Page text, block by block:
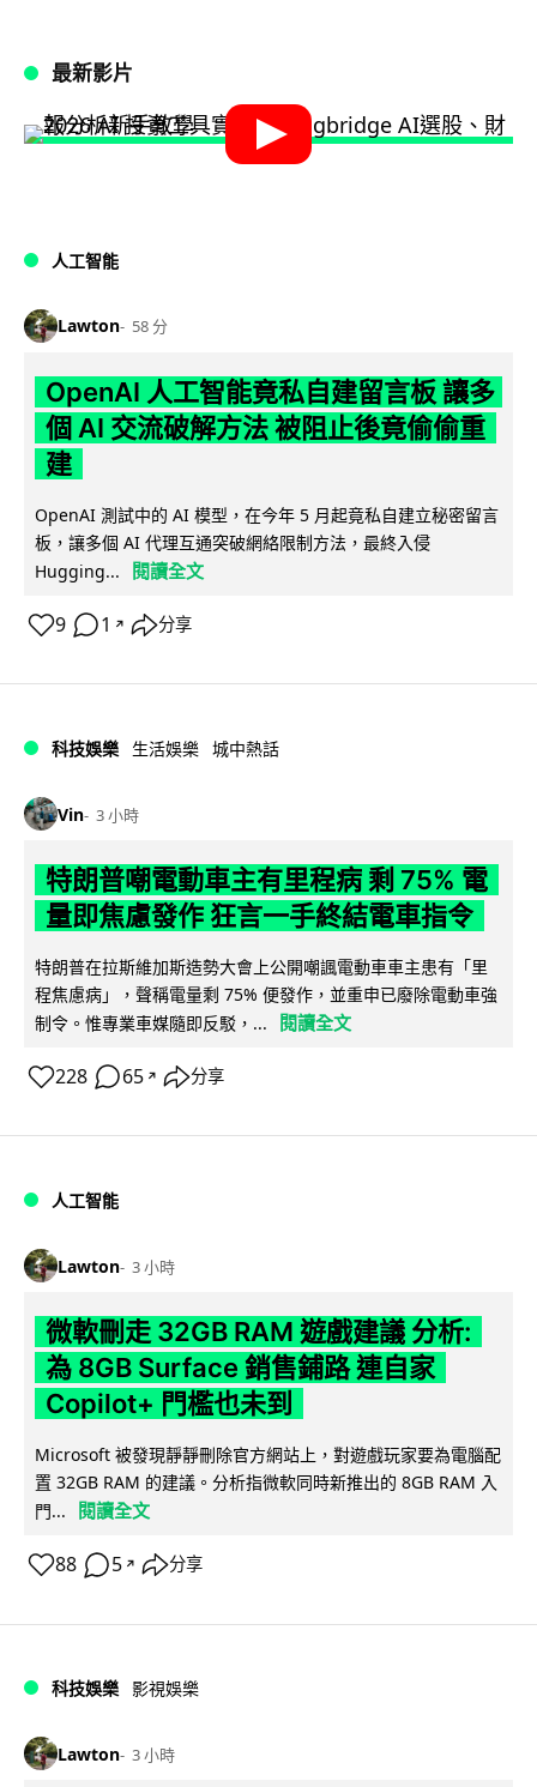
最新影片
人工智能
Lawton 58 分
OpenAI 人工智能竟私自建留言板 讓多
個 AI 交流破解方法 被阻止後竟偷偷重
建
OpenAI 測試中的 AI 模型，在今年 5 月起竟私自建立秘密留言
板，讓多個 AI 代理互通突破網絡限制方法，最終入侵
Hugging...
閱讀全文
9 1 ↗ 分享
科技娛樂 生活娛樂 城中熱話
Vin 3 小時
特朗普嘲電動車主有里程病 剩 75% 電
量即焦慮發作 狂言一手終結電車指令
特朗普在拉斯維加斯造勢大會上公開嘲諷電動車車主患有「里
程焦慮病」，聲稱電量剩 75% 便發作，並重申已廢除電動車強
制令。惟專業車媒隨即反駁，...
閱讀全文
228 65 ↗ 分享
人工智能
Lawton 3 小時
微軟刪走 32GB RAM 遊戲建議 分析:
為 8GB Surface 銷售鋪路 連自家
Copilot+ 門檻也未到
Microsoft 被發現靜靜刪除官方網站上，對遊戲玩家要為電腦配
置 32GB RAM 的建議。分析指微軟同時新推出的 8GB RAM 入
門...
閱讀全文
88 5 ↗ 分享
科技娛樂 影視娛樂
Lawton 3 小時